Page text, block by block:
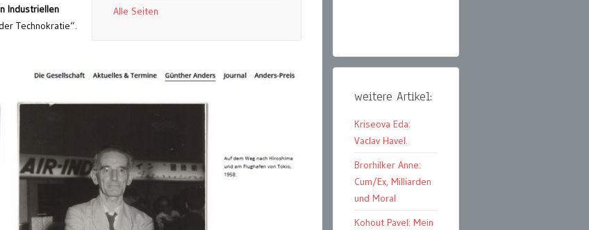
Alle Seiten
Industriellen
Technokratie“.
weitere Artikel:
Kriseova Eda:
Vaclav Havel.
Brorhilker Anne:
Cum/Ex, Milliarden
und Moral
Kohout Pavel: Mein